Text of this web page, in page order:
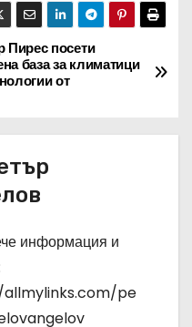
Пирес посети
база за климатици
от
информация и
pe